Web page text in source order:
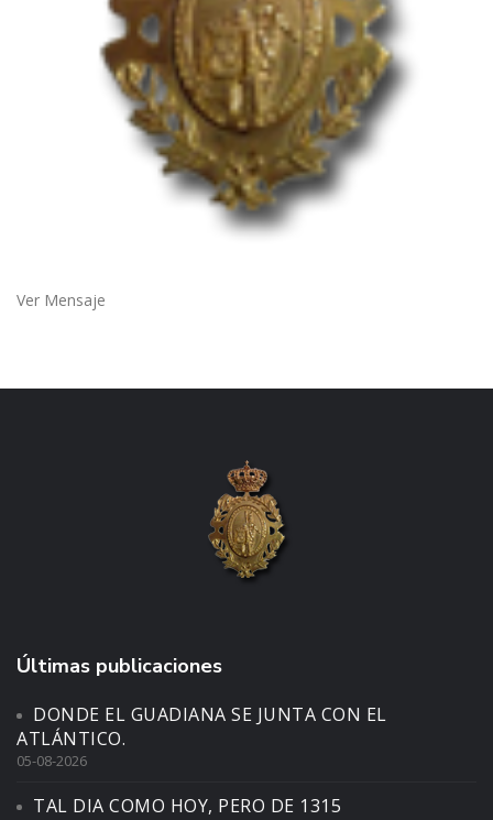
Ver Mensaje
Últimas publicaciones
DONDE EL GUADIANA SE JUNTA CON EL
ATLÁNTICO.
05-08-2026
TAL DIA COMO HOY, PERO DE 1315